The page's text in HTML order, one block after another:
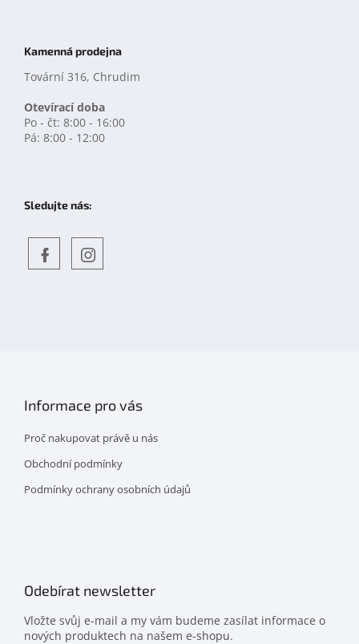
Kamenná prodejna
Tovární 316, Chrudim
Otevírací doba
Po - čt: 8:00 - 16:00
Pá: 8:00 - 12:00
Sledujte nás:
Informace pro vás
Proč nakupovat právě u nás
Obchodní podmínky
Podmínky ochrany osobních údajů
Odebírat newsletter
Vložte svůj e-mail a my vám budeme zasílat informace o
nových produktech na našem e-shopu.